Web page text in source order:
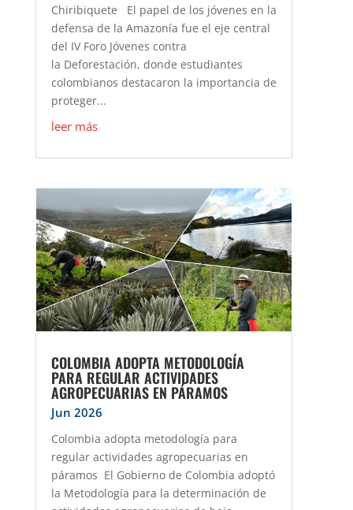
Chiribiquete El papel de los jóvenes en la
defensa de la Amazonía fue el eje central
del IV Foro Jóvenes contra
la Deforestación, donde estudiantes
colombianos destacaron la importancia de
proteger...
leer más
COLOMBIA ADOPTA METODOLOGÍA
PARA REGULAR ACTIVIDADES
AGROPECUARIAS EN PÁRAMOS
Jun 2026
Colombia adopta metodología para
regular actividades agropecuarias en
páramos El Gobierno de Colombia adoptó
la Metodología para la determinación de